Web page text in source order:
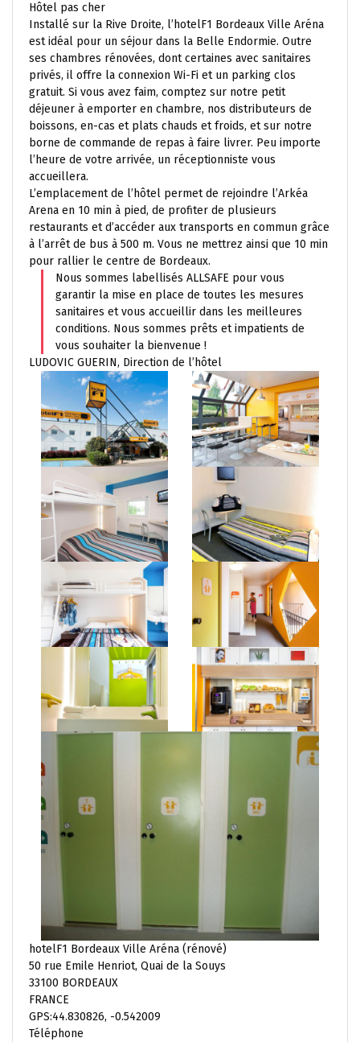
Hôtel pas cher
Installé sur la Rive Droite, l’hotelF1 Bordeaux Ville Aréna
est idéal pour un séjour dans la Belle Endormie. Outre
ses chambres rénovées, dont certaines avec sanitaires
privés, il offre la connexion Wi-Fi et un parking clos
gratuit. Si vous avez faim, comptez sur notre petit
déjeuner à emporter en chambre, nos distributeurs de
boissons, en-cas et plats chauds et froids, et sur notre
borne de commande de repas à faire livrer. Peu importe
l’heure de votre arrivée, un réceptionniste vous
accueillera.
L’emplacement de l’hôtel permet de rejoindre l’Arkéa
Arena en 10 min à pied, de profiter de plusieurs
restaurants et d’accéder aux transports en commun grâce
à l’arrêt de bus à 500 m. Vous ne mettrez ainsi que 10 min
pour rallier le centre de Bordeaux.
Nous sommes labellisés ALLSAFE pour vous
garantir la mise en place de toutes les mesures
sanitaires et vous accueillir dans les meilleures
conditions. Nous sommes prêts et impatients de
vous souhaiter la bienvenue !
LUDOVIC GUERIN, Direction de l’hôtel
hotelF1 Bordeaux Ville Aréna (rénové)
50 rue Emile Henriot, Quai de la Souys
33100 BORDEAUX
FRANCE
GPS:44.830826, -0.542009
Téléphone